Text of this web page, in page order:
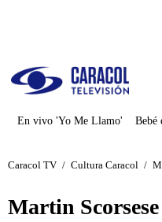
En vivo 'Yo Me Llamo' Bebé
Caracol TV / Cultura Caracol /
Martin